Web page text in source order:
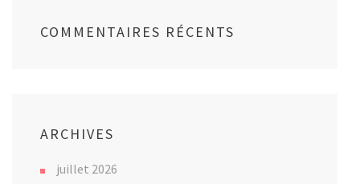
COMMENTAIRES RÉCENTS
ARCHIVES
juillet 2026